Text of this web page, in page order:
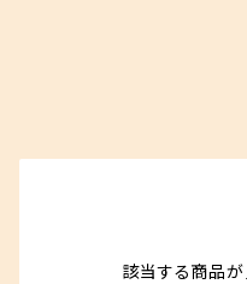
該当する商品が